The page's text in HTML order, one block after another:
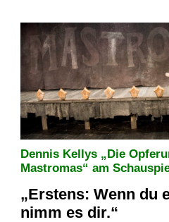
Dennis Kellys „Die
Mastromas“ am
„Erstens: Wenn du
nimm es dir.“